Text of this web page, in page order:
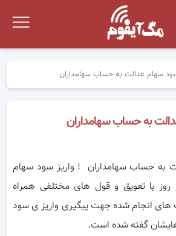
سود سهام عدالت به حساب سهامداران
به حساب سهامداران
به حساب سهامداران ! واریز سود سهام
روز با تعویق و قول های مختلفی همراه
انجام شده جهت پیگیری واریز ی سود
گفته شده است.